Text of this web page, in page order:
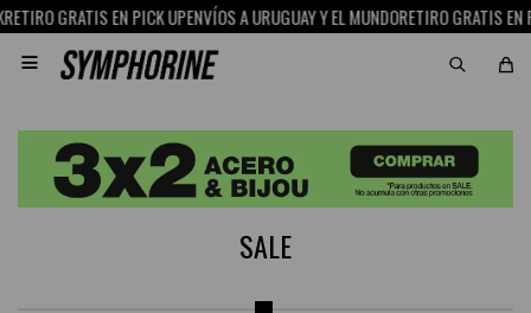
GRATIS EN PICK UPENVÍOS A URUGUAY Y EL MUNDORETIRO GRATIS EN

SALE